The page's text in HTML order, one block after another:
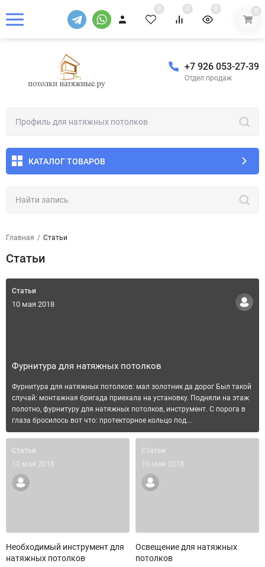
0 0 0 0
+7 926 053-27-39
Отдел продаж
КАТАЛОГ ТОВАРОВ
Главная / Статьи
Статьи
Статьи
10 мая 2018
Фурнитура для натяжных потолков
Фурнитура для натяжных потолков: мал золотник да дорог Был такой
случай: монтажная бригада приехала на установку. Подняли на этаж
полотно, фурнитуру для натяжных потолков, инструмент. С порога в
глаза бросилось вот что: протекторное кольцо под...
Статьи
10 мая 2018
Необходимый инструмент для
натяжных потолков
Статьи
10 мая 2018
Освещение для натяжных
потолков